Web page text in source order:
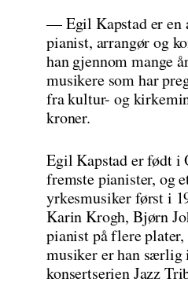
— Egil Kapstad er en
pianist, arrangør og
han gjennom mange
musikere som har
fra kultur- og
kroner.
Egil Kapstad er født i
fremste pianister, og
yrkesmusiker først i
Karin Krogh, Bjørn
pianist på flere
musiker er han særlig
konsertserien Jazz